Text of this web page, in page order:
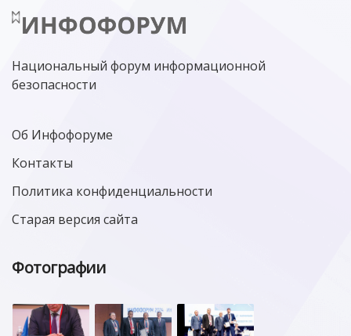
Национальный форум информационной
безопасности
Об Инфофоруме
Контакты
Политика конфиденциальности
Старая версия сайта
Фотографии